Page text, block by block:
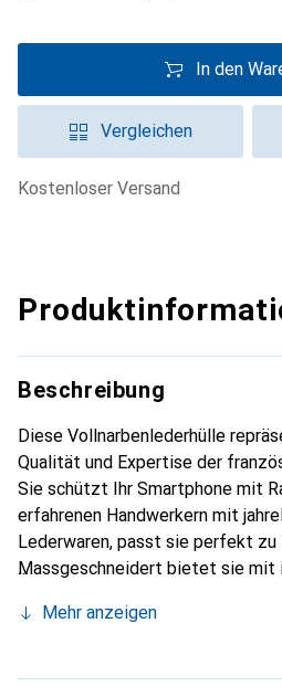
In den
Vergleichen
kostenloser Versand
Beschreibung
Diese Vollnarbenlederhülle
Qualität und Expertise der
Sie schützt Ihr Smartphone mit
erfahrenen Handwerkern mit
Lederwaren, passt sie perfekt zu
Massgeschneidert bietet sie mit
schicken und unverzichtbaren
hochwertigen Produkte
Mehr anzeigen